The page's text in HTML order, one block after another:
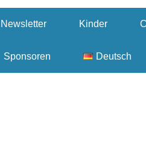
Newsletter Kinder
Sponsoren Deutsch